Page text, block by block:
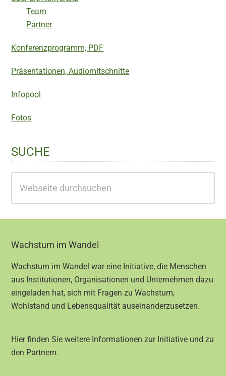
Team
Partner
Konferenzprogramm, PDF
Präsentationen, Audiomitschnitte
Infopool
Fotos
SUCHE
durchsuchen
Footer
Wachstum im Wandel
Wachstum im Wandel war eine Initiative, die Menschen
aus Institutionen, Organisationen und Unternehmen dazu
eingeladen hat, sich mit Fragen zu Wachstum,
Wohlstand und Lebensqualität auseinanderzusetzen.
Hier finden Sie weitere Informationen zur Initiative und zu
den Partnern.